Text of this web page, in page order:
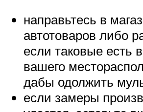
направьтесь в
автотоваров либо
если таковые есть
вашего
дабы одолжить
если замеры